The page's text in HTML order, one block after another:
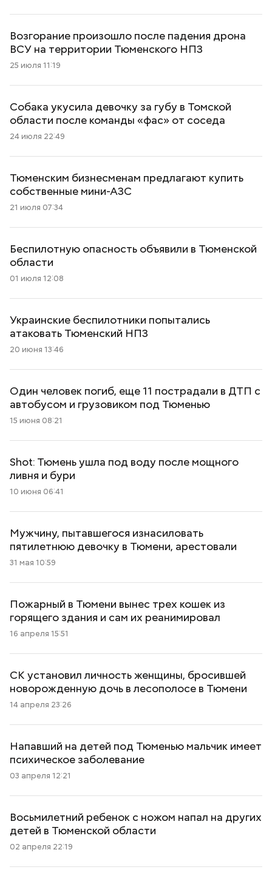
Возгорание произошло после падения дрона
ВСУ на территории Тюменского НПЗ
25 июля 11:19
Собака укусила девочку за губу в Томской
области после команды «фас» от соседа
24 июля 22:49
Тюменским бизнесменам предлагают купить
собственные мини-АЗС
21 июля 07:34
Беспилотную опасность объявили в Тюменской
области
01 июля 12:08
Украинские беспилотники попытались
атаковать Тюменский НПЗ
20 июня 13:46
Один человек погиб, еще 11 пострадали в ДТП с
автобусом и грузовиком под Тюменью
15 июня 08:21
Shot: Тюмень ушла под воду после мощного
ливня и бури
10 июня 06:41
Мужчину, пытавшегося изнасиловать
пятилетнюю девочку в Тюмени, арестовали
31 мая 10:59
Пожарный в Тюмени вынес трех кошек из
горящего здания и сам их реанимировал
16 апреля 15:51
СК установил личность женщины, бросившей
новорожденную дочь в лесополосе в Тюмени
14 апреля 23:26
Напавший на детей под Тюменью мальчик имеет
психическое заболевание
03 апреля 12:21
Восьмилетний ребенок с ножом напал на других
детей в Тюменской области
02 апреля 22:19